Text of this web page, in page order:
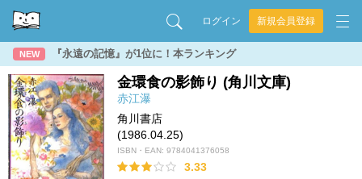
ログイン 新規会員登録
NEW 『永遠の記憶』が1位に！本ランキング
金環食の影飾り (角川文庫)
赤江瀑
角川書店
(1986.04.25)
ISBN・EAN: 9784041376058
3.33